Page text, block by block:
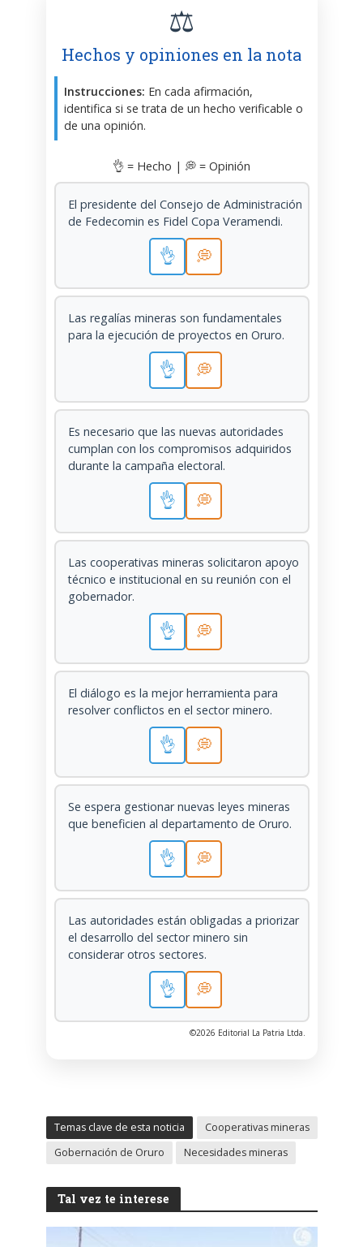
⚖️
Hechos y opiniones en la nota
Instrucciones: En cada afirmación,
identifica si se trata de un hecho verificable o
de una opinión.
👌 = Hecho | 💭 = Opinión
El presidente del Consejo de Administración
de Fedecomin es Fidel Copa Veramendi.
👌 💭
Las regalías mineras son fundamentales
para la ejecución de proyectos en Oruro.
👌 💭
Es necesario que las nuevas autoridades
cumplan con los compromisos adquiridos
durante la campaña electoral.
👌 💭
Las cooperativas mineras solicitaron apoyo
técnico e institucional en su reunión con el
gobernador.
👌 💭
El diálogo es la mejor herramienta para
resolver conflictos en el sector minero.
👌 💭
Se espera gestionar nuevas leyes mineras
que beneficien al departamento de Oruro.
👌 💭
Las autoridades están obligadas a priorizar
el desarrollo del sector minero sin
considerar otros sectores.
👌 💭
©2026 Editorial La Patria Ltda.
Temas clave de esta noticia
Cooperativas mineras
Gobernación de Oruro
Necesidades mineras
Tal vez te interese